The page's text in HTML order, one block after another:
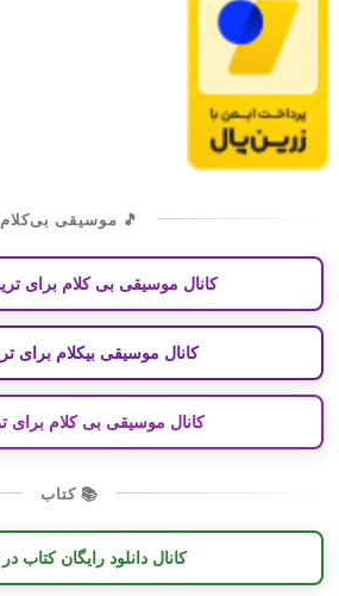
🎵 موسیقی بی‌کلام
کانال موسیقی بی کلام برای
کانال موسیقی بیکلام برای
کانال موسیقی بی کلام برای
📚 کتاب
کانال دانلود رایگان کتاب